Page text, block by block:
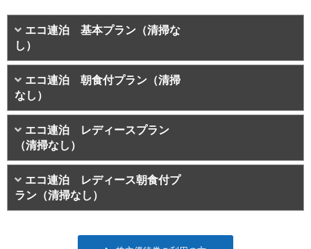
エコ連泊 基本プラン（清掃な
し）
エコ連泊 朝食付プラン（清掃
なし）
エコ連泊 レディースプラン
（清掃なし）
エコ連泊 レディース朝食付プ
ラン（清掃なし）